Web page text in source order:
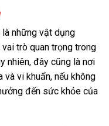
những vật dụng
trò quan trọng trong
nhiên, đây cũng là nơi
vi khuẩn, nếu không
đến sức khỏe của